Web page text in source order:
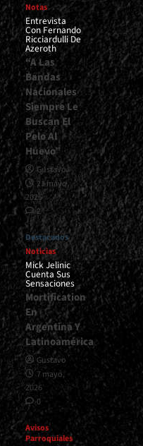
Notas
Entrevista
Con Fernando
Ricciardulli De
Azeroth
“A Las
Bandas
Nacionales
Siempre Le
Buscan El
Pelo Al
Huevo”
Gustavo
21 mayo,
2026
2
Destacados
Noticias
Mick Jelinic
Cuenta Sus
Sensaciones
Mortification
En
Argentina Y
Latinoamérica
Gustavo
7 mayo,
2026
0
Avisos
Parroquiales